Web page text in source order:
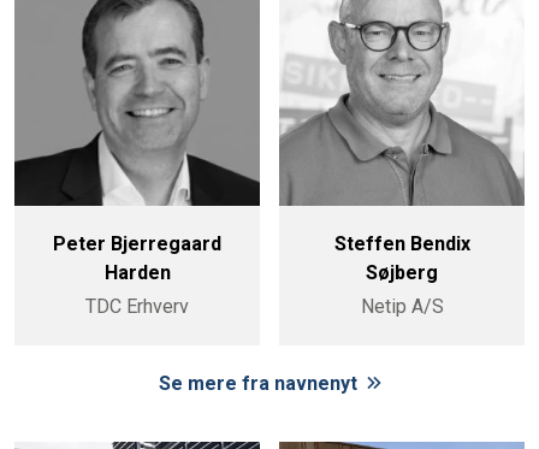
Peter Bjerregaard
Harden
TDC Erhverv
Steffen Bendix
Søjberg
Netip A/S
Se mere fra navnenyt